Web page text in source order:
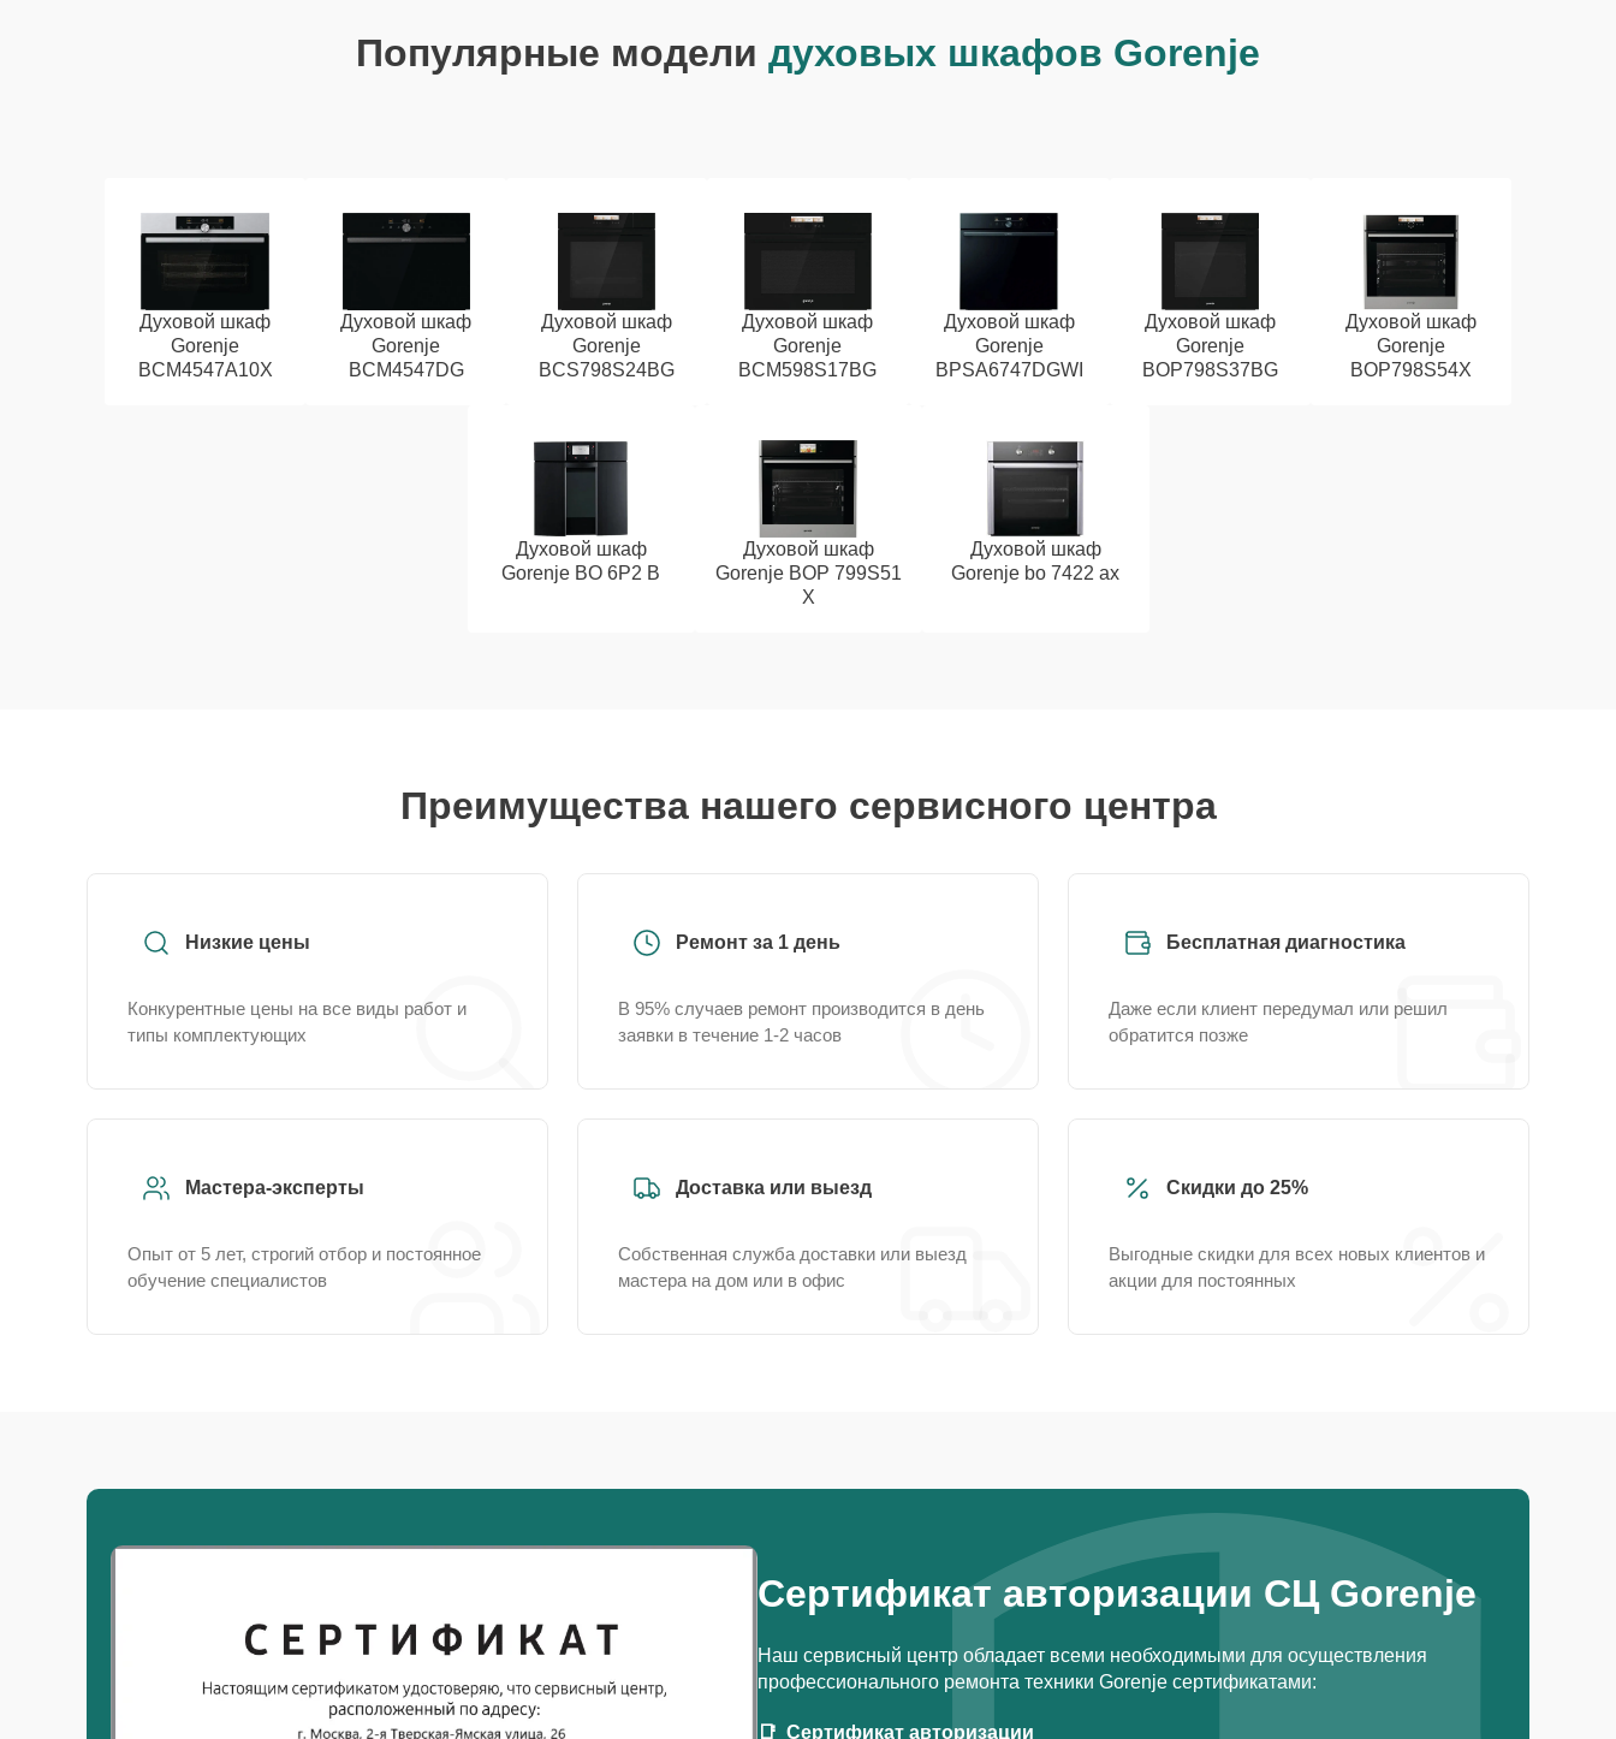
Популярные модели духовых шкафов Gorenje
Духовой шкаф
Gorenje
BCM4547A10X
Духовой шкаф
Gorenje
BCM4547DG
Духовой шкаф
Gorenje
BCS798S24BG
Духовой шкаф
Gorenje
BCM598S17BG
Духовой шкаф
Gorenje
BPSA6747DGWI
Духовой шкаф
Gorenje
BOP798S37BG
Духовой шкаф
Gorenje
BOP798S54X
Духовой шкаф
Gorenje BO 6P2 B
Духовой шкаф
Gorenje BOP 799S51
X
Духовой шкаф
Gorenje bo 7422 ax
Преимущества нашего сервисного центра
Низкие цены
Конкурентные цены на все виды работ и
типы комплектующих
Ремонт за 1 день
В 95% случаев ремонт производится в день
заявки в течение 1-2 часов
Бесплатная диагностика
Даже если клиент передумал или решил
обратится позже
Мастера-эксперты
Опыт от 5 лет, строгий отбор и постоянное
обучение специалистов
Доставка или выезд
Собственная служба доставки или выезд
мастера на дом или в офис
Скидки до 25%
Выгодные скидки для всех новых клиентов и
акции для постоянных
Сертификат авторизации СЦ Gorenje
Наш сервисный центр обладает всеми необходимыми для осуществления
профессионального ремонта техники Gorenje сертификатами:
Сертификат авторизации